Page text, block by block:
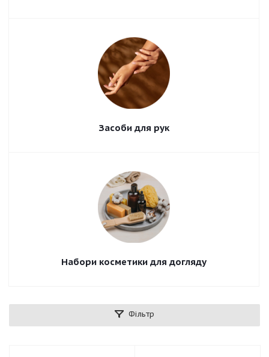
Засоби для рук
Набори косметики для догляду
Фільтр